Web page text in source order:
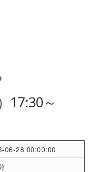
17:30～
06-28 00:00:00